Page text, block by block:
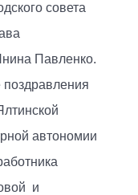
совета
Павленко.
автономии
и